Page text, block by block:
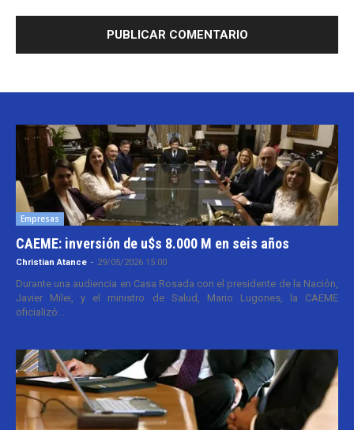
Empresas
CAEME: inversión de u$s 8.000 M en seis años
Christian Atance - 29/05/2026 15:00
Durante una audiencia en Casa Rosada con el presidente de la Nación,
Javier Milei, y el ministro de Salud, Mario Lugones, la CAEME
oficializó...